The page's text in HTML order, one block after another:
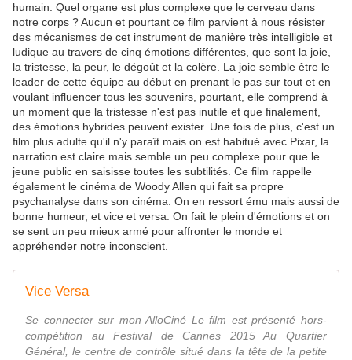
humain. Quel organe est plus complexe que le cerveau dans
notre corps ? Aucun et pourtant ce film parvient à nous résister
des mécanismes de cet instrument de manière très intelligible et
ludique au travers de cinq émotions différentes, que sont la joie,
la tristesse, la peur, le dégoût et la colère. La joie semble être le
leader de cette équipe au début en prenant le pas sur tout et en
voulant influencer tous les souvenirs, pourtant, elle comprend à
un moment que la tristesse n'est pas inutile et que finalement,
des émotions hybrides peuvent exister. Une fois de plus, c'est un
film plus adulte qu'il n'y paraît mais on est habitué avec Pixar, la
narration est claire mais semble un peu complexe pour que le
jeune public en saisisse toutes les subtilités. Ce film rappelle
également le cinéma de Woody Allen qui fait sa propre
psychanalyse dans son cinéma. On en ressort ému mais aussi de
bonne humeur, et vice et versa. On fait le plein d'émotions et on
se sent un peu mieux armé pour affronter le monde et
appréhender notre inconscient.
Vice Versa
Se connecter sur mon AlloCiné Le film est présenté hors-
compétition au Festival de Cannes 2015 Au Quartier
Général, le centre de contrôle situé dans la tête de la petite